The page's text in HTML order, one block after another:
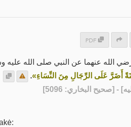
PDF
الله عنهما عن النبي صلى الله عليه
أَضَرَّ عَلَى الرِّجَالِ مِنَ النِّسَاءِ».
- [صحيح البخاري: 5096]